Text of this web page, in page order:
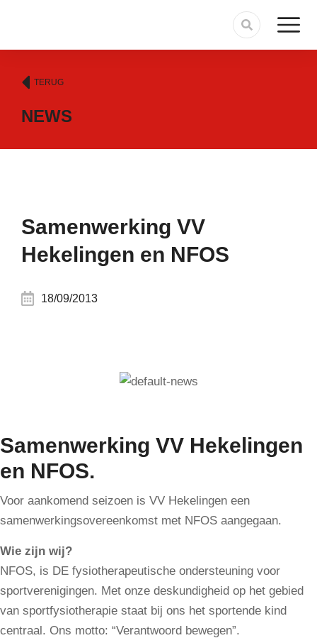
TERUG
NEWS
Samenwerking VV
Hekelingen en NFOS
18/09/2013
Samenwerking VV Hekelingen
en NFOS.
Voor aankomend seizoen is VV Hekelingen een
samenwerkingsovereenkomst met NFOS aangegaan.
Wie zijn wij?
NFOS, is DE fysiotherapeutische ondersteuning voor
sportverenigingen. Met onze deskundigheid op het gebied
van sportfysiotherapie staat bij ons het sportende kind
centraal. Ons motto: “Verantwoord bewegen”.